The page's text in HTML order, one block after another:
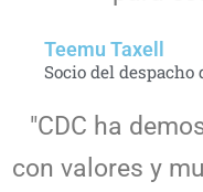
Teemu Taxell
Socio del
"CDC ha
con valores y